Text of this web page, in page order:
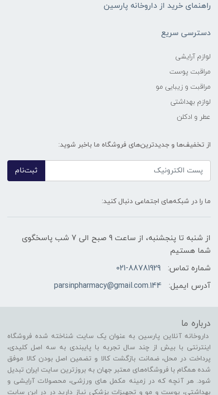
راهنمای خرید از داروخانه پارسین
دسترسی سریع
لوازم آرایشی
مراقبت پوست
مراقبت و زیبایی مو
لوازم بهداشتی
عطر و ادکلن
از تخفیف‌ها و جدیدترین‌های فروشگاه ما باخبر شوید:
ثبت‌نام
ما را در شبکه‌های اجتماعی دنبال کنید:
از شنبه تا پنجشنبه، از ساعت 9 صبح الی 7 شب پاسخگوی
شما هستیم
شماره تماس:
021-88781929
آدرس ایمیل:
144.parsinpharmacy@gmail.com
درباره ما
داروخانه آنلاین پارسین به عنوان یک سایت شناخته شده فروشگاه
اینترنتی با بیش از چند سال تجربه با پایبندی به سه اصل کلیدی،
پرداخت در محل، ضمانت بازگشت کالا و تضمین اصل بودن کالا موفق
شده همگام با فروشگاه‌های معتبر جهان به بروزترین سایت ایران تبدیل
شود. هر آنچه که در زمینه مکمل های ورزشی، محصولات آرایشی و
بهداشتی، پوست و مو و تجهیزات پزشکی نیاز دارید در در این سایت